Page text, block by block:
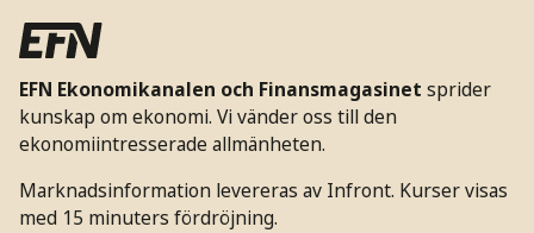
EFN Ekonomikanalen och Finansmagasinet sprider
kunskap om ekonomi. Vi vänder oss till den
ekonomiintresserade allmänheten.
Marknadsinformation levereras av Infront. Kurser visas
med 15 minuters fördröjning.